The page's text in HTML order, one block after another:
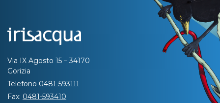
Via IX Agosto 15 – 34170
Gorizia
Telefono 0481-593111
Fax: 0481-593410